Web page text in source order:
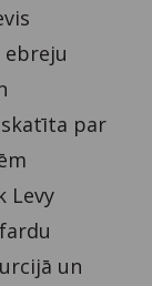
par
Levy
un